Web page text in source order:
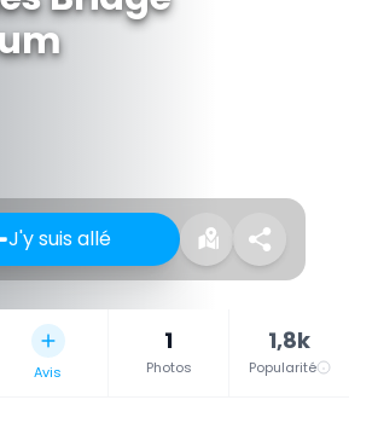
J'y suis allé
Avis
1
Photos
1,8k
Popularité